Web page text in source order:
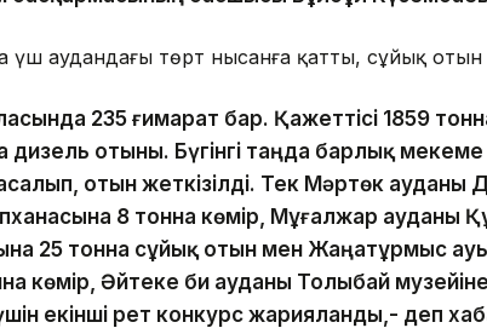
аудандағы төрт нысанға қатты, сұйық отын
235 ғимарат бар. Қажеттісі 1859
дизель отыны. Бүгінгі таңда барлық мекеме
отын жеткізілді. Тек Мәртөк ауданы
8 тонна көмір, Мұғалжар ауданы
25 тонна сұйық отын мен Жаңатұрмыс
көмір, Әйтеке би ауданы Толыбай
екінші рет конкурс жарияланды,- деп